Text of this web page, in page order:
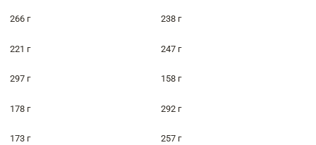
266 г 238 г
221 г 247 г
297 г 158 г
178 г 292 г
173 г 257 г